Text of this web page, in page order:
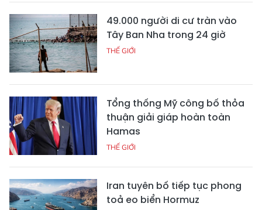
49.000 người di cư tràn vào
Tây Ban Nha trong 24 giờ
THẾ GIỚI
Tổng thống Mỹ công bố thỏa
thuận giải giáp hoàn toàn
Hamas
THẾ GIỚI
Iran tuyên bố tiếp tục phong
toả eo biển Hormuz